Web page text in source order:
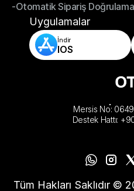
-Mağaza ve Depo
-Otomatik Sipariş
-Otomatik Sipariş Doğrulama
Uygulamalar
İndir
IOS
Mersis No:
Destek Hattı:
Tüm Hakları Saklıdır ©